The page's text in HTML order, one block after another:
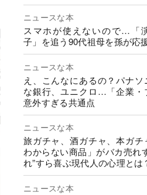
ニュースな本
スマホが使えないので…「
子」を追う90代祖母を孫が応
ニュースな本
え、こんなにあるの？パナソ
な銀行、ユニクロ…「企業・
意外すぎる共通点
ニュースな本
旅ガチャ、酒ガチャ、本ガ
わからない商品」がバカ売れ
れ”すら喜ぶ現代人の心理とは
ニュースな本